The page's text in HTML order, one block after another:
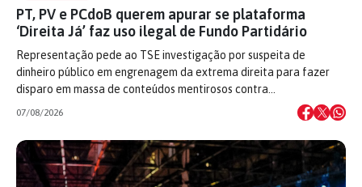
PT, PV e PCdoB querem apurar se plataforma
‘Direita Já’ faz uso ilegal de Fundo Partidário
Representação pede ao TSE investigação por suspeita de
dinheiro público em engrenagem da extrema direita para fazer
disparo em massa de conteúdos mentirosos contra…
07/08/2026